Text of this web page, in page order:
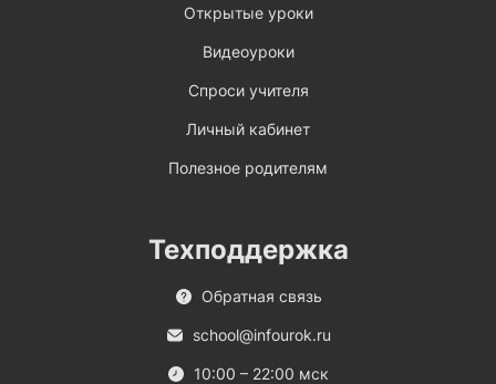
Открытые уроки
Видеоуроки
Спроси учителя
Личный кабинет
Полезное родителям
Техподдержка
Обратная связь
school@infourok.ru
10:00 – 22:00 мск